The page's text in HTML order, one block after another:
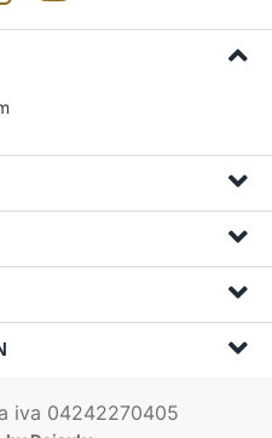
iva 04242270405